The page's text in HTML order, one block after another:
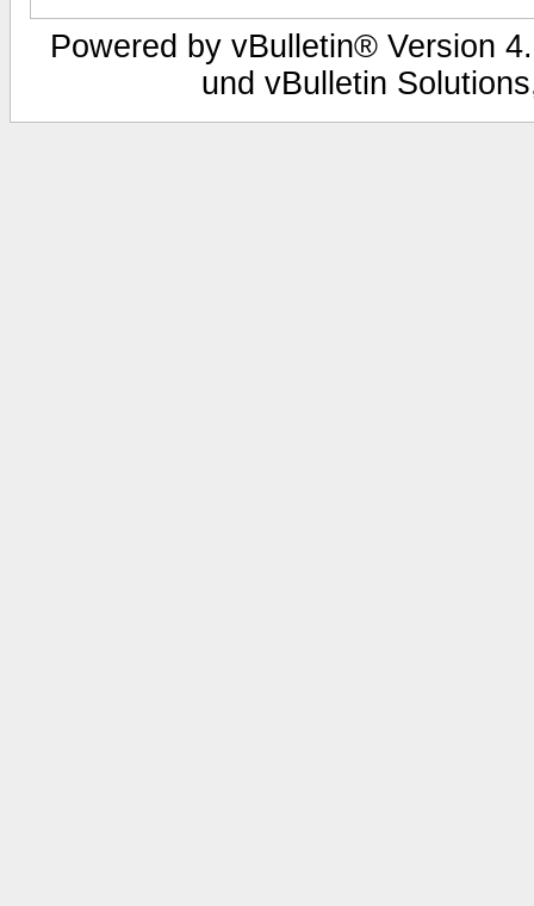
Powered by vBulletin® Version
und vBulletin